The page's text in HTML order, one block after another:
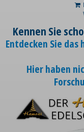
Kennen Sie
Entdecken Sie
Hier haben